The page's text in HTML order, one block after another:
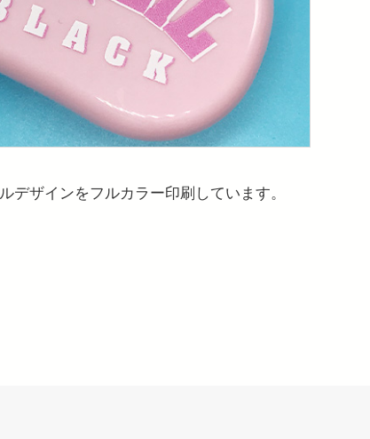
デザインをフルカラー印刷しています。